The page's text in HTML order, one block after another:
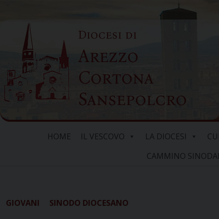
content
Diocesi di
Arezzo
Cortona
Sansepolcro
HOME IL VESCOVO LA DIOCESI
CAMMINO
GIOVANI SINODO DIOCESANO